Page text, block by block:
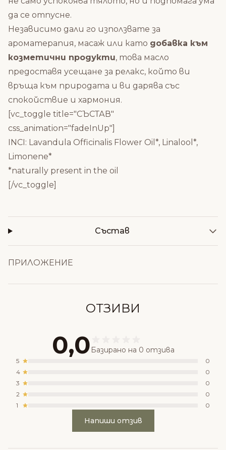
да се отпусне.
Независимо дали го използвате за
ароматерапия, масаж или като добавка към
козметични продукти, това масло
предоставя усещане за релакс, който ви
връща към природата и ви дарява със
спокойствие и хармония.
[vc_toggle title="СЪСТАВ"
css_animation="fadeInUp"]
INCI: Lavandula Officinalis Flower Oil*, Linalool*,
Limonene*
*naturally present in the oil
[/vc_toggle]
Състав
ПРИЛОЖЕНИЕ
ОТЗИВИ
0,0 Базирано на 0 отзива
5
0
4
0
3
0
2
0
1
0
Напиши отзив